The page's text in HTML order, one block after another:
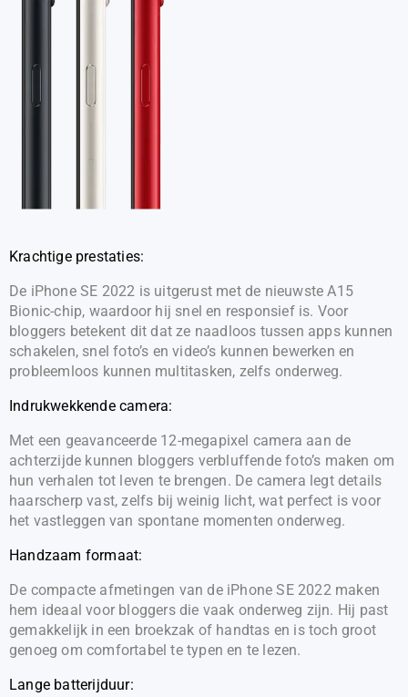
Krachtige prestaties:
De iPhone SE 2022 is uitgerust met de nieuwste A15
Bionic-chip, waardoor hij snel en responsief is. Voor
bloggers betekent dit dat ze naadloos tussen apps kunnen
schakelen, snel foto’s en video’s kunnen bewerken en
probleemloos kunnen multitasken, zelfs onderweg.
Indrukwekkende camera:
Met een geavanceerde 12-megapixel camera aan de
achterzijde kunnen bloggers verbluffende foto’s maken om
hun verhalen tot leven te brengen. De camera legt details
haarscherp vast, zelfs bij weinig licht, wat perfect is voor
het vastleggen van spontane momenten onderweg.
Handzaam formaat:
De compacte afmetingen van de iPhone SE 2022 maken
hem ideaal voor bloggers die vaak onderweg zijn. Hij past
gemakkelijk in een broekzak of handtas en is toch groot
genoeg om comfortabel te typen en te lezen.
Lange batterijduur: